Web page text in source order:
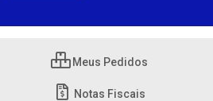
Meus Pedidos
Notas Fiscais